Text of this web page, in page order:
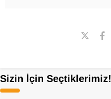
Sizin İçin Seçtiklerimiz!